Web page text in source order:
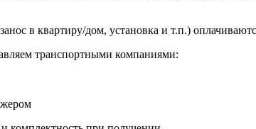
в квартиру/дом, установка и т.п.)
транспортными компаниями: